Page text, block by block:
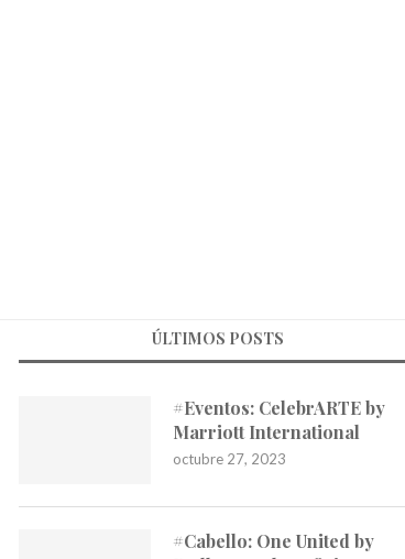
ÚLTIMOS POSTS
#Eventos: CelebrARTE by
Marriott International
octubre 27, 2023
#Cabello: One United by